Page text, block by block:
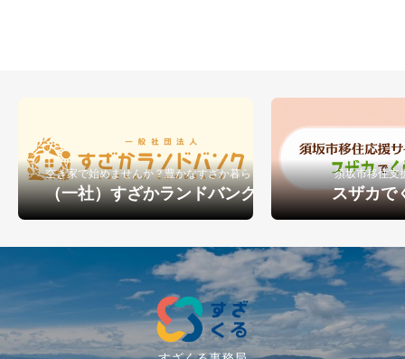
空き家で始めませんか？豊かなすざか暮らし
（一社）すざかランドバンク
須坂市移住支
スザカで